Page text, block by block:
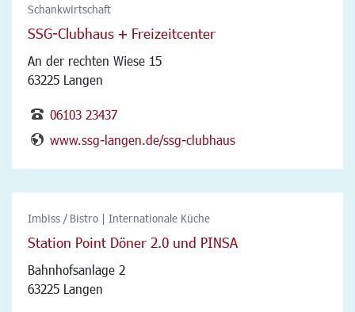
Schankwirtschaft
SSG-Clubhaus + Freizeitcenter
An der rechten Wiese 15
63225 Langen
06103 23437
www.ssg-langen.de/ssg-clubhaus
Imbiss / Bistro | Internationale Küche
Station Point Döner 2.0 und PINSA
Bahnhofsanlage 2
63225 Langen